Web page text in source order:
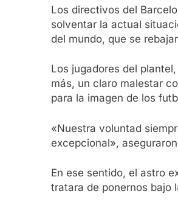
Los directivos del
solventar la actual
del mundo, que se
Los jugadores del
más, un claro malestar
para la imagen de los
«Nuestra voluntad
excepcional»,
En ese sentido, el astro
tratara de ponernos bajo